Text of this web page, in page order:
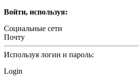
Войти, используя:
Социальные сети
Почту
Используя логин и пароль:
Login